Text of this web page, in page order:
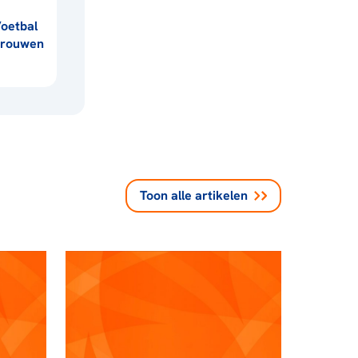
Toon alle artikelen